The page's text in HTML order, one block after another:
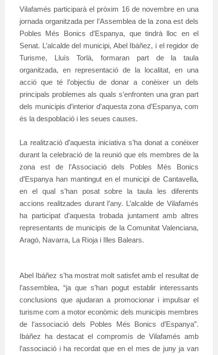
Vilafamés participarà el pròxim 16 de novembre en una
jornada organitzada per l’Assemblea de la zona est dels
Pobles Més Bonics d’Espanya, que tindrà lloc en el
Senat. L’alcalde del municipi, Abel Ibáñez, i el regidor de
Turisme, Lluís Torlà, formaran part de la taula
organitzada, en representació de la localitat, en una
acció que té l’objectiu de donar a conèixer un dels
principals problemes als quals s’enfronten una gran part
dels municipis d’interior d’aquesta zona d’Espanya, com
és la despoblació i les seues causes.
La realització d’aquesta iniciativa s’ha donat a conèixer
durant la celebració de la reunió que els membres de la
zona est de l’Associació dels Pobles Més Bonics
d’Espanya han mantingut en el municipi de Cantavella,
en el qual s’han posat sobre la taula les diferents
accions realitzades durant l’any. L’alcalde de Vilafamés
ha participat d’aquesta trobada juntament amb altres
representants de municipis de la Comunitat Valenciana,
Aragó, Navarra, La Rioja i Illes Balears.
Abel Ibáñez s’ha mostrat molt satisfet amb el resultat de
l’assemblea, “ja que s’han pogut establir interessants
conclusions que ajudaran a promocionar i impulsar el
turisme com a motor econòmic dels municipis membres
de l’associació dels Pobles Més Bonics d’Espanya”.
Ibáñez ha destacat el compromís de Vilafamés amb
l’associació i ha recordat que en el mes de juny ja van